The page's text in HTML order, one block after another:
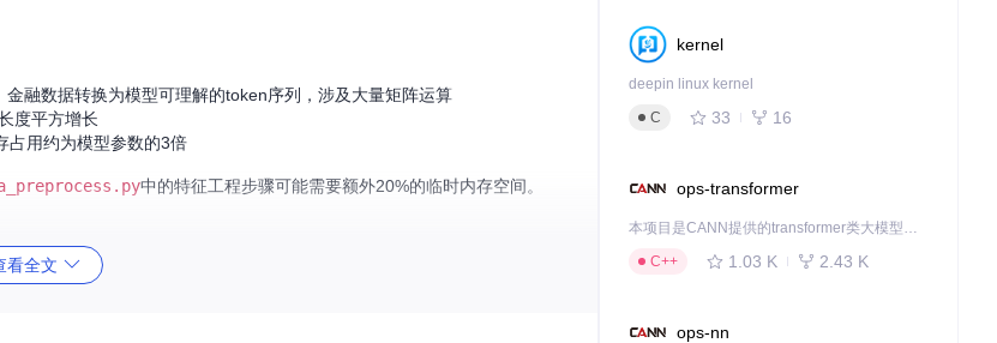
融数据转换为模型可理解的token序列，涉及大量矩阵运算
度平方增长
占用约为模型参数的3倍
中的特征工程步骤可能需要额外20%的临时内存空间。
式估算：
看全文
kernel
deepin linux kernel
C
33 16
ops-transformer
本项目是CANN提供的transformer类大模型算子库，实现网络在NPU上加速计算。
C++
1.03 K 2.43 K
ops-nn